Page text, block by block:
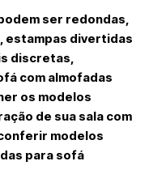
ser redondas,
estampas divertidas
discretas,
com almofadas
os modelos
de sua sala com
modelos
para sofá